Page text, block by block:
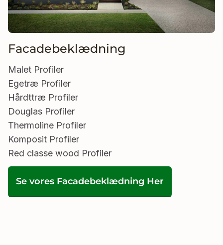
Facadebeklædning
Malet Profiler
Egetræ Profiler
Hårdttræ Profiler
Douglas Profiler
Thermoline Profiler
Komposit Profiler
Red classe wood Profiler
Se vores Facadebeklædning Her